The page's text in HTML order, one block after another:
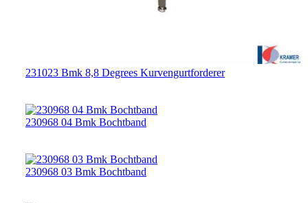
231023 Bmk 8,8 Degrees Kurvengurtforderer
230968 04 Bmk Bochtband
230968 03 Bmk Bochtband